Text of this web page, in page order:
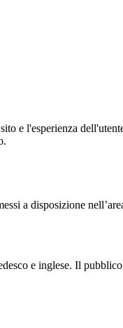
a disposizione
e inglese. Il
e l'esperienza